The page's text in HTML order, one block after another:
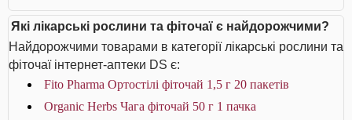
Які лікарські рослини та фіточаї є найдорожчими?
Найдорожчими товарами в категорії лікарські рослини та
фіточаї інтернет-аптеки DS є:
Fito Pharma Ортостілі фіточай 1,5 г 20 пакетів
Organic Herbs Чага фіточай 50 г 1 пачка